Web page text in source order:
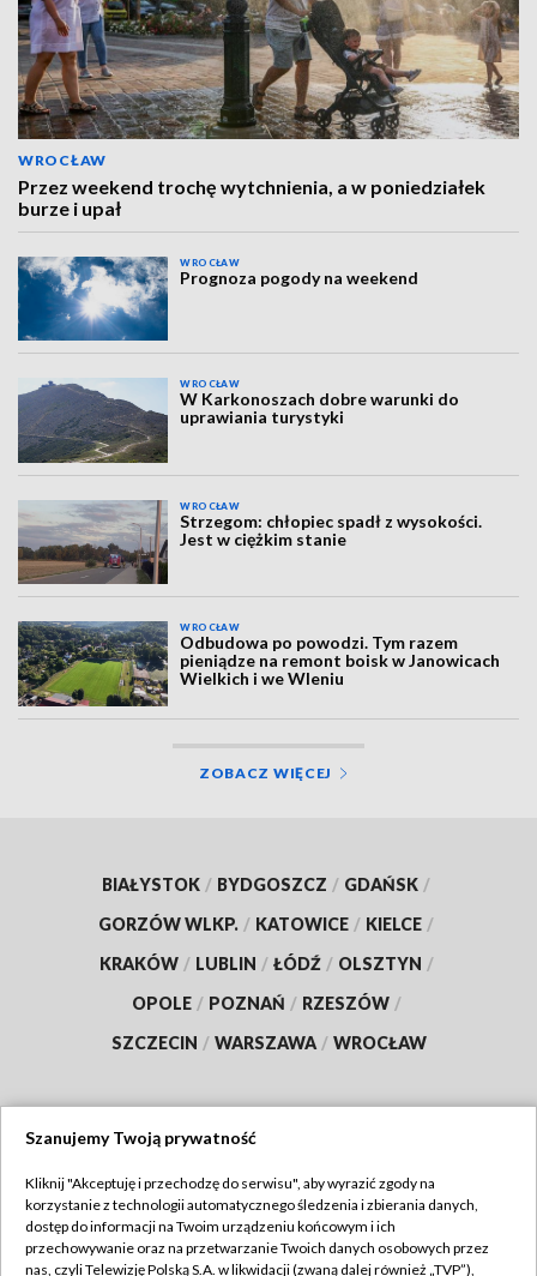
WROCŁAW
Przez weekend trochę wytchnienia, a w poniedziałek
burze i upał
WROCŁAW
Prognoza pogody na weekend
WROCŁAW
W Karkonoszach dobre warunki do
uprawiania turystyki
WROCŁAW
Strzegom: chłopiec spadł z wysokości.
Jest w ciężkim stanie
WROCŁAW
Odbudowa po powodzi. Tym razem
pieniądze na remont boisk w Janowicach
Wielkich i we Wleniu
ZOBACZ WIĘCEJ
BIAŁYSTOK / BYDGOSZCZ / GDAŃSK /
GORZÓW WLKP. / KATOWICE / KIELCE /
KRAKÓW / LUBLIN / ŁÓDŹ / OLSZTYN /
OPOLE / POZNAŃ / RZESZÓW /
SZCZECIN / WARSZAWA / WROCŁAW
TVP
Abonament TVP
Regulamin TVP
Szanujemy Twoją prywatność
Kliknij "Akceptuję i przechodzę do serwisu", aby wyrazić zgody na
korzystanie z technologii automatycznego śledzenia i zbierania danych,
dostęp do informacji na Twoim urządzeniu końcowym i ich
przechowywanie oraz na przetwarzanie Twoich danych osobowych przez
nas, czyli Telewizję Polską S.A. w likwidacji (zwaną dalej również „TVP”),